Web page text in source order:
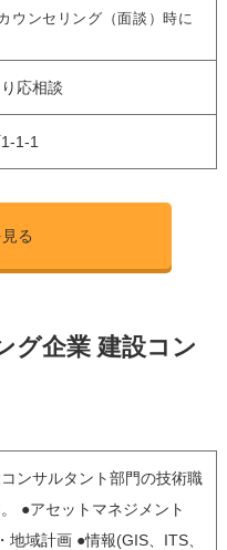
ウンセリング（面談）時に
応相談
1-1
る
グ企業 建設コン
ンサルタント部門の技術職
●アセットマネジメント
域計画 ●情報(GIS、ITS、